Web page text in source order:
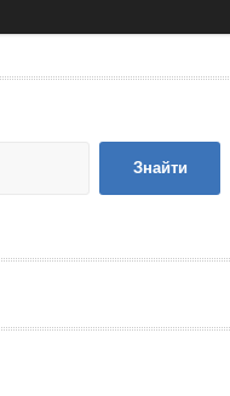
Знайти